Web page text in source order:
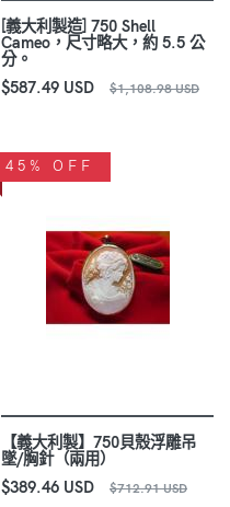
[義大利製造] 750 Shell
Cameo，尺寸略大，約 5.5 公
分。
$587.49 USD
$1,108.98 USD
45% OFF
【義大利製】750貝殼浮雕吊
墜/胸針（兩用）
$389.46 USD
$712.91 USD